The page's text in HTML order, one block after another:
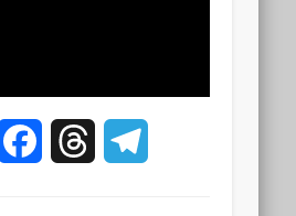
WhatsAppFacebookThreads